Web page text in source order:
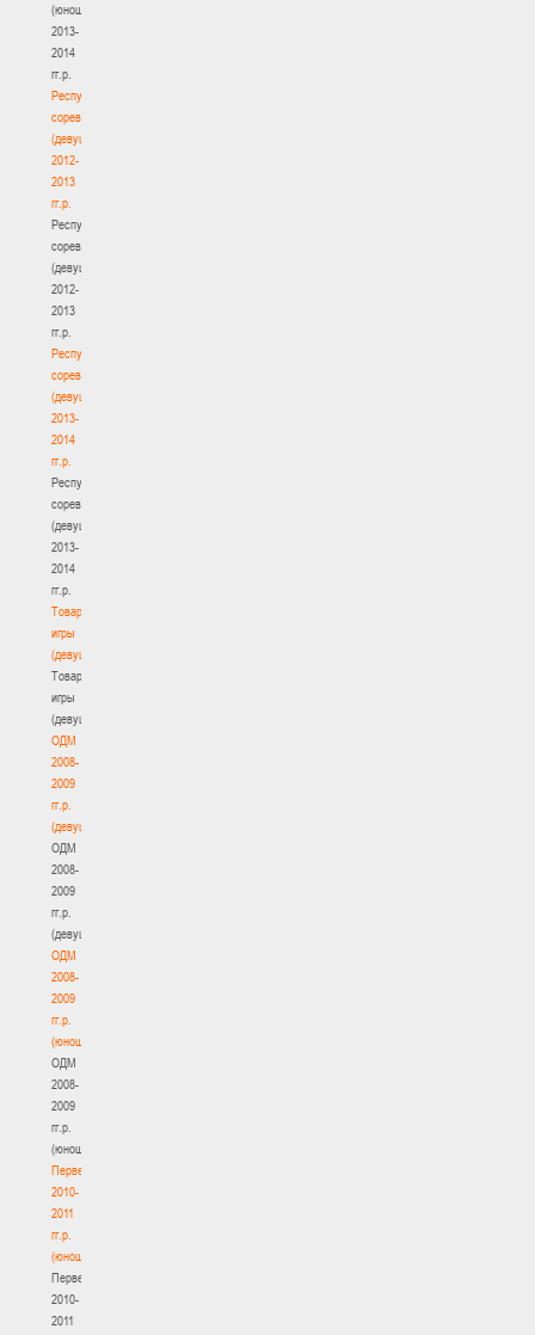
(юноши)
2013-
2014
гг.р.
Республиканские
соревнования
(девушки)
2012-
2013
гг.р.
Республиканские
соревнования
(девушки)
2012-
2013
гг.р.
Республиканские
соревнования
(девушки)
2013-
2014
гг.р.
Республиканские
соревнования
(девушки)
2013-
2014
гг.р.
Товарищеские
игры
(девушки)
Товарищеские
игры
(девушки)
ОДМ
2008-
2009
гг.р.
(девушки)
ОДМ
2008-
2009
гг.р.
(девушки)
ОДМ
2008-
2009
гг.р.
(юноши)
ОДМ
2008-
2009
гг.р.
(юноши)
Первенство
2010-
2011
гг.р.
(юноши)
Первенство
2010-
2011